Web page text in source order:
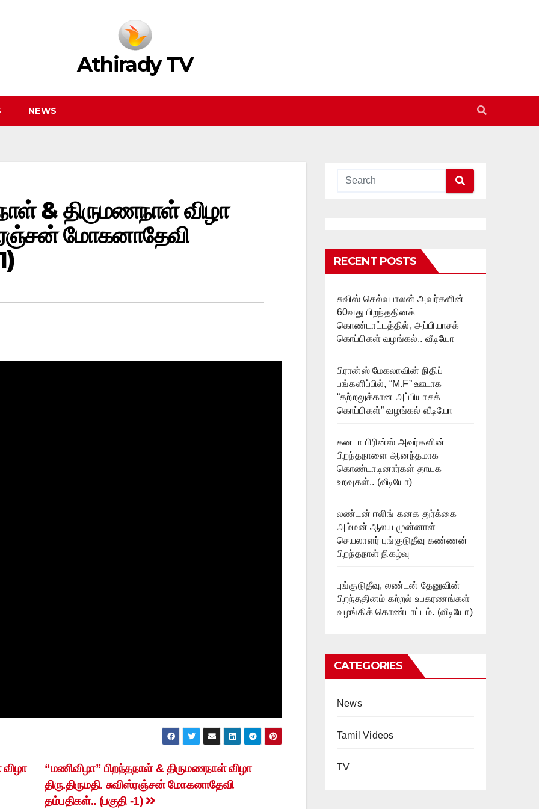
Athirady TV
NEWS
& திருமணநாள் விழா
மோகனாதேவி
“மணிவிழா” பிறந்தநாள் & திருமணநாள் விழா
திரு.திருமதி. சுவிஸ்ரஞ்சன் மோகனாதேவி
தம்பதிகள்.. (பகுதி -1)
RECENT POSTS
சுவிஸ் செல்வபாலன் அவர்களின்
60வது பிறந்ததினக்
கொண்டாட்டத்தில், அப்பியாசக்
கொப்பிகள் வழங்கல்.. வீடியோ
பிரான்ஸ் மேகலாவின் நிதிப்
பங்களிப்பில், “M.F” ஊடாக
“கற்றலுக்கான அப்பியாசக்
கொப்பிகள்” வழங்கல் வீடியோ
கனடா பிரின்ஸ் அவர்களின்
பிறந்தநாளை ஆனந்தமாக
கொண்டாடினார்கள் தாயக
உறவுகள்.. (வீடியோ)
லண்டன் ஈலிங் கனக துர்க்கை
அம்மன் ஆலய முன்னாள்
செயலாளர் புங்குடுதீவு கண்ணன்
பிறந்தநாள் நிகழ்வு
புங்குடுதீவு, லண்டன் தேனுவின்
பிறந்ததினம் கற்றல் உபகரணங்கள்
வழங்கிக் கொண்டாட்டம். (வீடியோ)
CATEGORIES
News
Tamil Videos
TV